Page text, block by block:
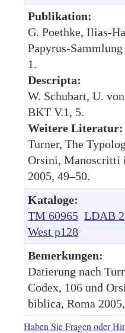
Publikation:
G. Poethke, Ilias-
Papyrus-
1.
Descripta:
W. Schubart, U.
BKT V.1, 5.
Weitere Literatur:
Turner, The
Orsini, Manoscritti
2005, 49–50.
Kataloge:
TM 60965 LDAB
West p128
Bemerkungen:
Datierung nach
Codex, 106 und
biblica, Roma
Haben Sie Fragen oder